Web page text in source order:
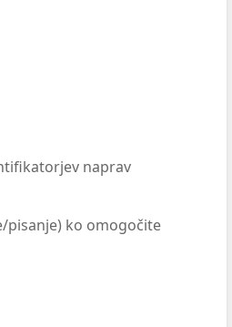
naprav
pisanje) ko omogočite